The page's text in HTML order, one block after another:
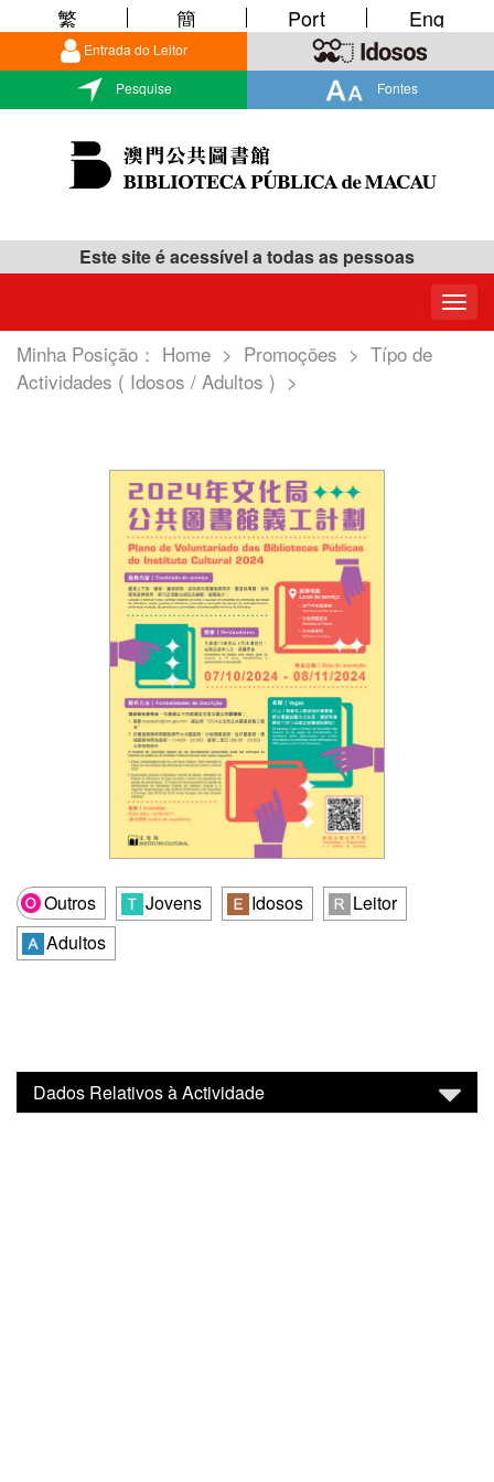
Entrada do Leitor
Pesquise Fontes
繁 簡 Port Eng
Este site é acessível a todas as pessoas
Minha Posição： Home > Promoções > Típo de
Actividades ( Idosos / Adultos ) >
Outros Jovens Idosos
Leitor
Adultos
Dados Relativos à Actividade